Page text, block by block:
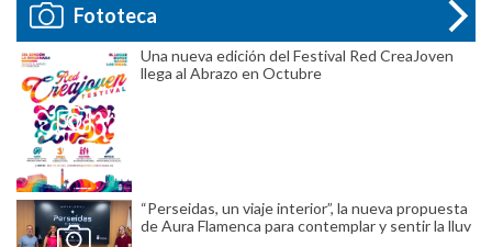
Fototeca
Una nueva edición del Festival Red CreaJoven
llega al Abrazo en Octubre
“Perseidas, un viaje interior”, la nueva propuesta
de Aura Flamenca para contemplar y sentir la lluv